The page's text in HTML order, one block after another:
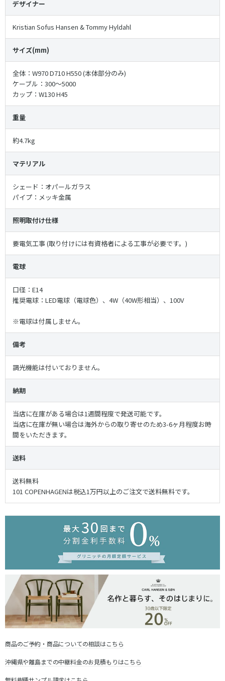
デザイナー
Kristian Sofus Hansen & Tommy Hyldahl
サイズ(mm)
全体：W970 D710 H550 ︎(本体部分のみ)
ケーブル：300〜5000
カップ：W130 H45
重量
約4.7kg
マテリアル
シェード：オパールガラス
パイプ：メッキ金属
照明取付け仕様
要電気工事 (取り付けには有資格者による工事が必要です。)
電球
口径：E14
推奨電球：LED電球（電球色）、4W（40W形相当）、100V
※電球は付属しません。
備考
調光機能は付いておりません。
納期
当店に在庫がある場合は1週間程度で発送可能です。
当店に在庫が無い場合は海外からの取り寄せのため3-6ヶ月程度お時
間をいただきます。
送料
送料無料
101 COPENHAGENは税込1万円以上のご注文で送料無料です。
商品のご予約・商品についての相談はこちら
沖縄県や離島までの中継料金のお見積もりはこちら